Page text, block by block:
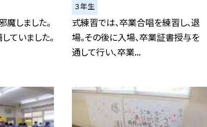
魔しました。
ていました。
３年生
式練習では、卒業合唱を練習し、退
場。その後に入場、卒業証書授与を
通して行い、卒業...